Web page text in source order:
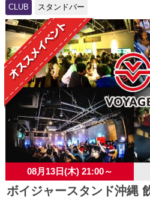
CLUB スタンドバー
08月13日(木) 21:00～
ボイジャースタンド沖縄